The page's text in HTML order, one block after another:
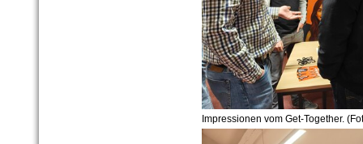
Impressionen vom Get-Together.